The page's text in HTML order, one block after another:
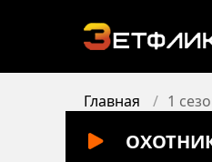
Главная 1